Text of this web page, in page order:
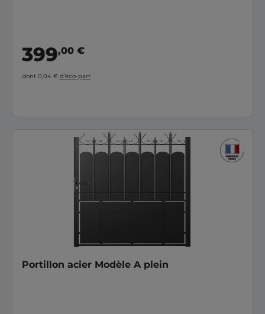
399,00 €
dont 0,04 € d’éco-part
Portillon acier Modèle A plein